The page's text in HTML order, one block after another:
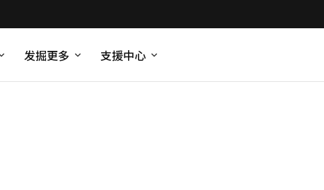
发掘更多 支援中心